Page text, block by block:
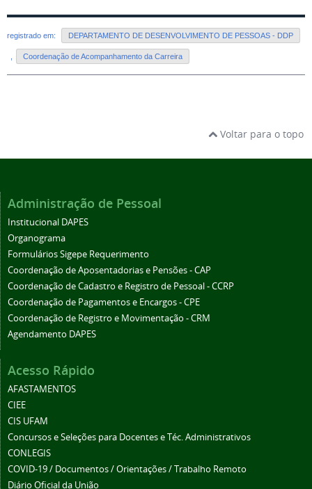
registrado em: DEPARTAMENTO DE DESENVOLVIMENTO DE PESSOAS - DDP
Coordenação de Acompanhamento da Carreira
Voltar para o topo
Administração de Pessoal
Institucional DAPES
Organograma
Formulários Sigepe Requerimento
Coordenação de Aposentadorias e Pensões - CAP
Coordenação de Cadastro e Registro de Pessoal - CCRP
Coordenação de Pagamentos e Encargos - CPE
Coordenação de Registro e Movimentação - CRM
Agendamento DAPES
Acesso Rápido
AFASTAMENTOS
CIEE
CIS UFAM
Concursos e Seleções para Docentes e Téc. Administrativos
CONLEGIS
COVID-19 / Documentos / Orientações / Trabalho Remoto
Diário Oficial da União